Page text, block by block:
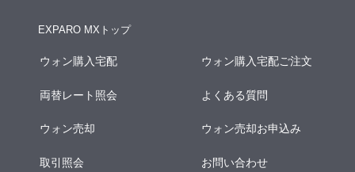
EXPARO MXトップ
ウォン購入宅配 ウォン購入宅配ご注文
両替レート照会 よくある質問
ウォン売却 ウォン売却お申込み
取引照会 お問い合わせ